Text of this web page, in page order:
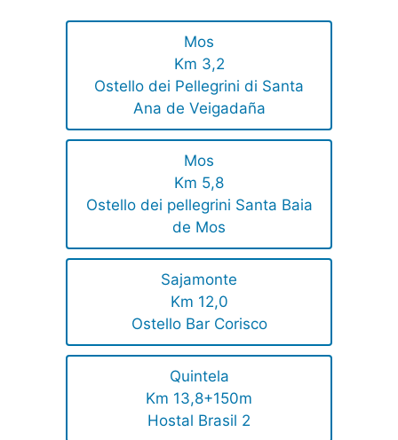
Mos
Km 3,2
Ostello dei Pellegrini di Santa
Ana de Veigadaña
Mos
Km 5,8
Ostello dei pellegrini Santa Baia
de Mos
Sajamonte
Km 12,0
Ostello Bar Corisco
Quintela
Km 13,8+150m
Hostal Brasil 2